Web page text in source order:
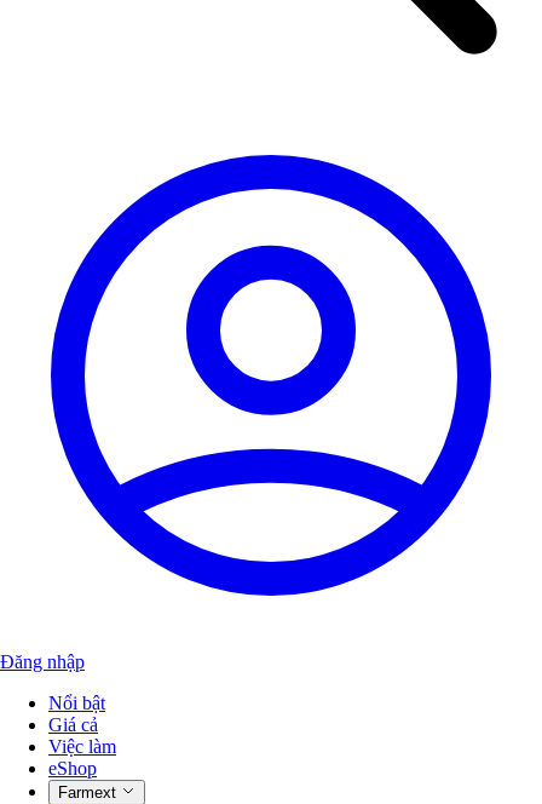
Đăng nhập
Nổi bật
Giá cả
Việc làm
eShop
Farmext